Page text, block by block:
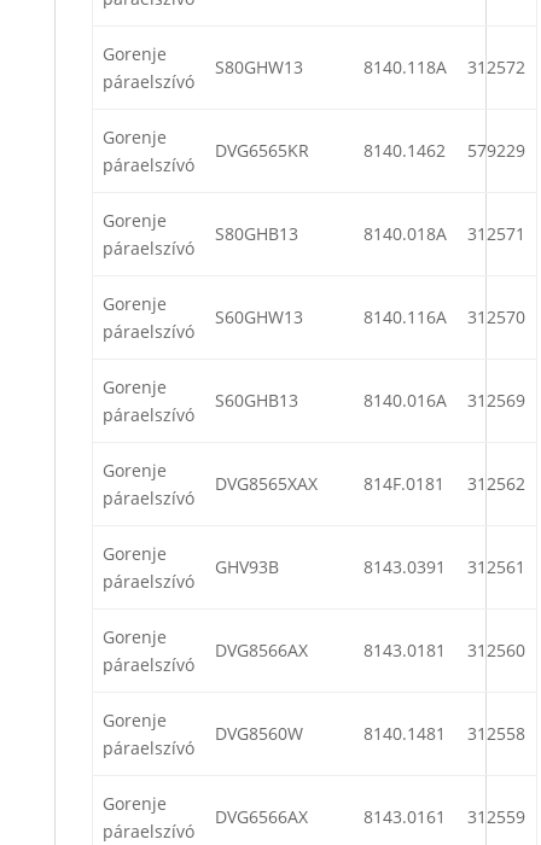
Gorenje
páraelszívó
S80GHW13 8140.118A 312572
Gorenje
páraelszívó
DVG6565KR 8140.1462 579229
Gorenje
páraelszívó
S80GHB13 8140.018A 312571
Gorenje
páraelszívó
S60GHW13 8140.116A 312570
Gorenje
páraelszívó
S60GHB13 8140.016A 312569
Gorenje
páraelszívó
DVG8565XAX 814F.0181 312562
Gorenje
páraelszívó
GHV93B 8143.0391 312561
Gorenje
páraelszívó
DVG8566AX 8143.0181 312560
Gorenje
páraelszívó
DVG8560W 8140.1481 312558
Gorenje
páraelszívó
DVG6566AX 8143.0161 312559